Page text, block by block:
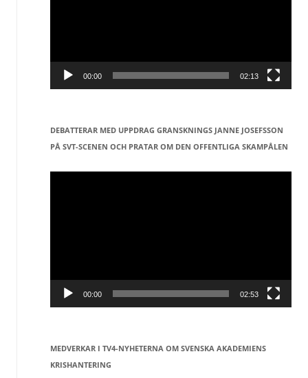
00:00 02:13
DEBATTERAR MED UPPDRAG GRANSKNINGS JANNE JOSEFSSON
PÅ SVT-SCENEN OCH PRATAR OM DEN OFFENTLIGA SKAMPÅLEN
Videospelare
00:00 02:53
MEDVERKAR I TV4-NYHETERNA OM SVENSKA AKADEMIENS
KRISHANTERING